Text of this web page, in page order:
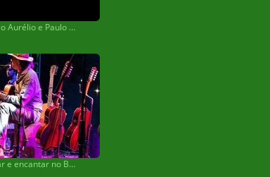
Paulo Sérgio (ex-Marco Aurélio e Paulo Sérgio) morre vítima de Covid-19
Almir Sater vem cantar e encantar no Bosque dos Ipês em Campo Grande